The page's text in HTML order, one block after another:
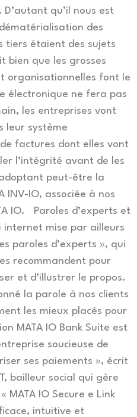
qu’il nous est
des
tiers étaient des sujets
bien que les grosses
organisationnelles font le
électronique ne fera pas
les entreprises vont
leur système
factures dont elles vont
l’intégrité avant de les
peut-être la
INV-IO, associée à nos
IO. Paroles d’experts et
internet mise par ailleurs
paroles d’experts », qui
recommandent pour
et d’illustrer le propos.
la parole à nos clients
les mieux placés pour
MATA IO Bank Suite est
soucieuse de
ses paiements », écrit
bailleur social qui gère
MATA IO Secure e Link
intuitive et